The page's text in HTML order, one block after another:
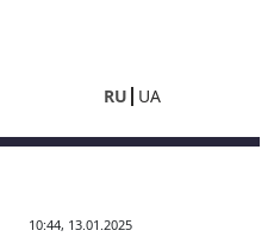
RU UA
10:44, 13.01.2025